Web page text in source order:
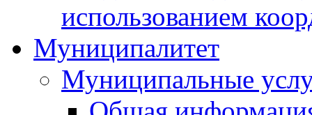
использованием
Муниципалитет
Муниципальные